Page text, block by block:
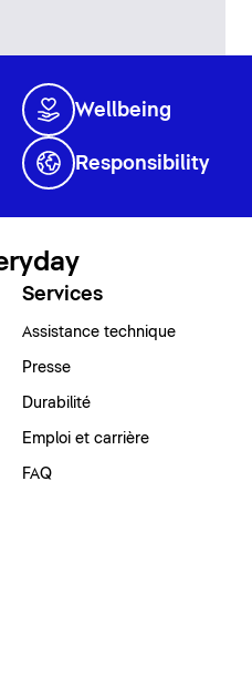
Wellbeing
Responsibility
Services
Assistance technique
Presse
Durabilité
Emploi et carrière
FAQ